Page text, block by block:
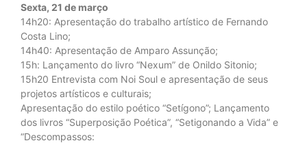
Sexta, 21 de março
14h20: Apresentação do trabalho artístico de Fernando
Costa Lino;
14h40: Apresentação de Amparo Assunção;
15h: Lançamento do livro “Nexum” de Onildo Sitonio;
15h20 Entrevista com Noi Soul e apresentação de seus
projetos artísticos e culturais;
Apresentação do estilo poético “Setígono”; Lançamento
dos livros “Superposição Poética”, “Setigonando a Vida” e
“Descompassos: